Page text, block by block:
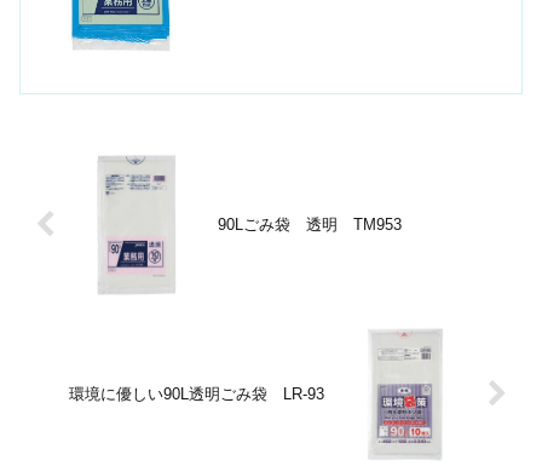
90Lごみ袋 透明 TM953
環境に優しい90L透明ごみ袋 LR-93